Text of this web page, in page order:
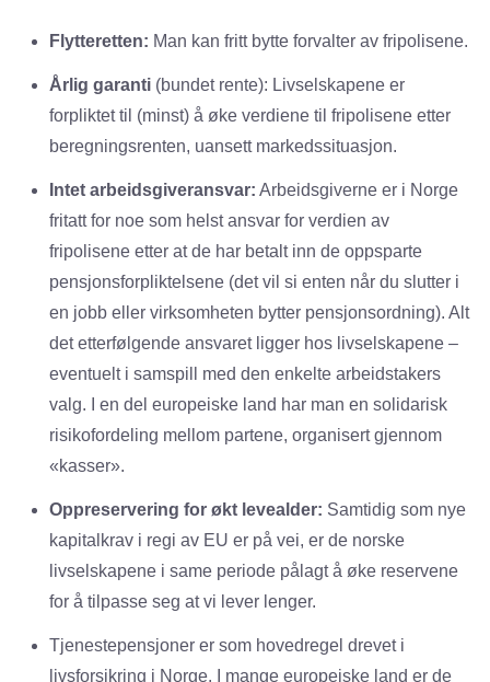
Flytteretten: Man kan fritt bytte forvalter av fripolisene.
Årlig garanti (bundet rente): Livselskapene er
forpliktet til (minst) å øke verdiene til fripolisene etter
beregningsrenten, uansett markedssituasjon.
Intet arbeidsgiveransvar: Arbeidsgiverne er i Norge
fritatt for noe som helst ansvar for verdien av
fripolisene etter at de har betalt inn de oppsparte
pensjonsforpliktelsene (det vil si enten når du slutter i
en jobb eller virksomheten bytter pensjonsordning). Alt
det etterfølgende ansvaret ligger hos livselskapene –
eventuelt i samspill med den enkelte arbeidstakers
valg. I en del europeiske land har man en solidarisk
risikofordeling mellom partene, organisert gjennom
«kasser».
Oppreservering for økt levealder: Samtidig som nye
kapitalkrav i regi av EU er på vei, er de norske
livselskapene i same periode pålagt å øke reservene
for å tilpasse seg at vi lever lenger.
Tjenestepensjoner er som hovedregel drevet i
livsforsikring i Norge. I mange europeiske land er de